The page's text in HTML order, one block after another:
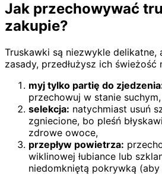
Jak przechowywać
zakupie?
Truskawki są niezwykle delikatne,
zasady, przedłużysz ich świeżość
myj tylko partię do
przechowuj w stanie suchym,
selekcja: natychmiast usuń
zgniecione, bo pleśń
zdrowe owoce,
przepływ powietrza:
wiklinowej łubiance lub
niedomkniętą pokrywką